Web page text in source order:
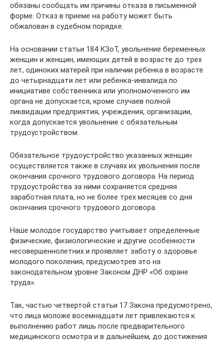
обязаны сообщать им причины отказа в письменной
форме. Отказ в приеме на работу может быть
обжалован в судебном порядке.
На основании статьи 184 КЗоТ, увольнение беременных
женщин и женщин, имеющих детей в возрасте до трех
лет, одиноких матерей при наличии ребенка в возрасте
до четырнадцати лет или ребенка-инвалида по
инициативе собственника или уполномоченного им
органа не допускается, кроме случаев полной
ликвидации предприятия, учреждения, организации,
когда допускается увольнение с обязательным
трудоустройством.
Обязательное трудоустройство указанных женщин
осуществляется также в случаях их увольнения после
окончания срочного трудового договора. На период
трудоустройства за ними сохраняется средняя
заработная плата, но не более трех месяцев со дня
окончания срочного трудового договора.
Наше молодое государство учитывает определенные
физические, физиологические и другие особенности
несовершеннолетних и проявляет заботу о здоровье
молодого поколения, предусмотрев это на
законодательном уровне Законом ДНР «Об охране
труда».
Так, частью четвертой статьи 17 Закона предусмотрено,
что лица моложе восемнадцати лет привлекаются к
выполнению работ лишь после предварительного
медицинского осмотра и в дальнейшем, до достижения